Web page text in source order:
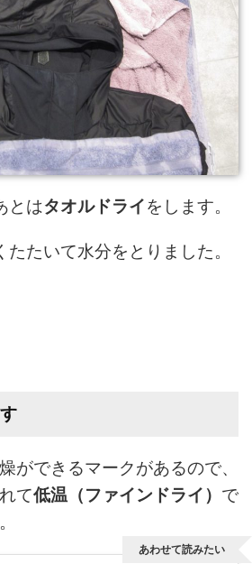
とはタオルドライをします。
たいて水分をとりました。
ができるマークがあるので、
て低温（ファインドライ） で
あわせて読みたい